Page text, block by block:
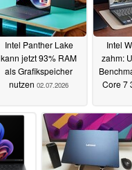
Intel Panther Lake
kann jetzt 93% RAM
als Grafikspeicher
nutzen 02.07.2026
Intel
zahm:
Core 7